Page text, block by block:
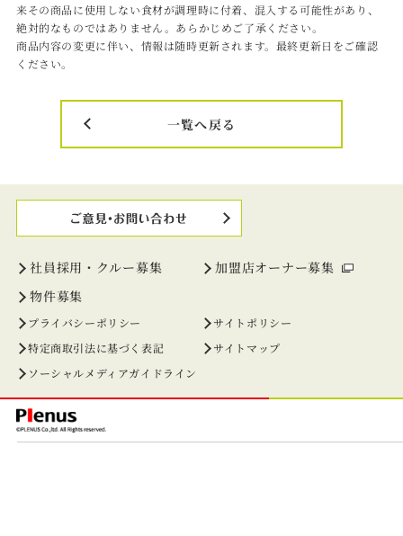
来その商品に使⽤しない⾷材が調理時に付着、混⼊する可能性があり、
絶対的なものではありません。あらかじめご了承ください。
商品内容の変更に伴い、情報は随時更新されます。最終更新⽇をご確認
ください。
⼀覧へ戻る
社員採用・クルー募集
加盟店オーナー募集
物件募集
プライバシーポリシー
サイトポリシー
特定商取引法に基づく表記
サイトマップ
ソーシャルメディアガイドライン